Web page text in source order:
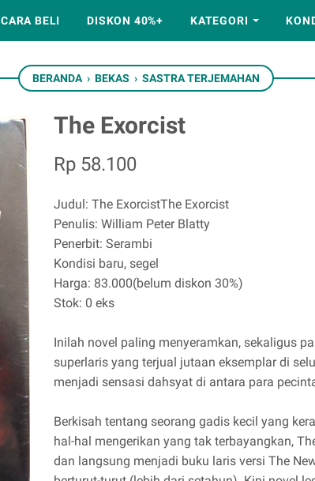
CARA BELI DISKON 40%+ KATEGORI
BERANDA › BEKAS › SASTRA TERJEMAHAN
The Exorcist
Rp 58.100
Judul: The ExorcistThe Exorcist
Penulis: William Peter Blatty
Penerbit: Serambi
Kondisi baru, segel
Harga: 83.000(belum diskon 30%)
Stok: 0 eks
Inilah novel paling menyeramkan, sekaligus
superlaris yang terjual jutaan eksemplar di
menjadi sensasi dahsyat di antara para
Berkisah tentang seorang gadis kecil yang
hal-hal mengerikan yang tak terbayangkan,
dan langsung menjadi buku laris versi The